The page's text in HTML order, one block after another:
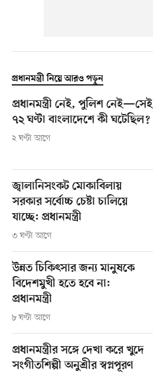
প্রধানমন্ত্রী নিয়ে আরও পড়ুন
প্রধানমন্ত্রী নেই, পুলিশ নেই—সেই
৭২ ঘণ্টা বাংলাদেশে কী ঘটেছিল?
২ ঘণ্টা আগে
জ্বালানিসংকট মোকাবিলায়
সরকার সর্বোচ্চ চেষ্টা চালিয়ে
যাচ্ছে: প্রধানমন্ত্রী
৩ ঘণ্টা আগে
উন্নত চিকিৎসার জন্য মানুষকে
বিদেশমুখী হতে হবে না:
প্রধানমন্ত্রী
৮ ঘণ্টা আগে
প্রধানমন্ত্রীর সঙ্গে দেখা করে খুদে
সংগীতশিল্পী অনুশ্রীর স্বপ্নপূরণ